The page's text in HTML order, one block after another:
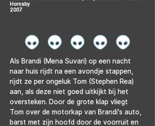
Hornsby
2007
Als Brandi (Mena Suvari) op een nacht
naar huis rijdt na een avondje stappen,
rijdt ze per ongeluk Tom (Stephen Rea)
aan, als deze niet goed uitkijkt bij het
oversteken. Door de grote klap vliegt
Tom over de motorkap van Brandi's auto,
barst met zijn hoofd door de voorruit en